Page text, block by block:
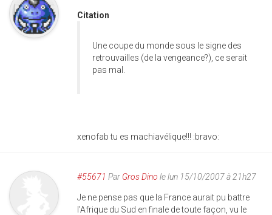
Citation
Une coupe du monde sous le signe des
retrouvailles (de la vengeance?), ce serait
pas mal.
xenofab tu es machiavélique!!! :bravo:
#55671 Par Gros Dino le lun 15/10/2007 à 21h27
Je ne pense pas que la France aurait pu battre
l'Afrique du Sud en finale de toute façon, vu le